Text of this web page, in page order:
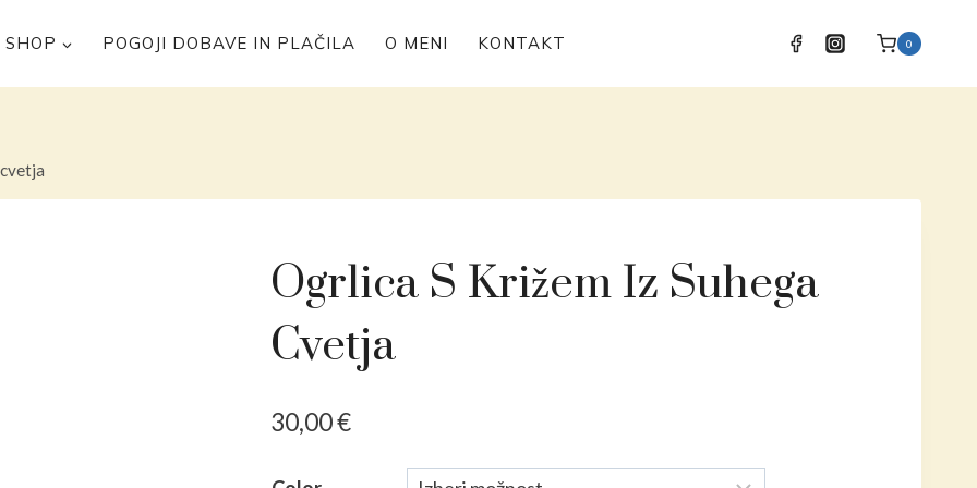
SHOP POGOJI DOBAVE IN PLAČILA O MENI KONTAKT 0
Ogrlica S Križem Iz Suhega
Cvetja
30,00€